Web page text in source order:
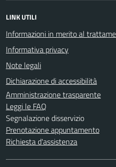
LINK UTILI
Informazioni in merito al
Informativa privacy
Note legali
Dichiarazione di accessibilità
Amministrazione trasparente
Leggi le FAQ
Segnalazione disservizio
Prenotazione appuntamento
Richiesta d'assistenza